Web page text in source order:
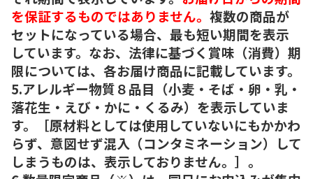
を保証するものではありません。 複数の商品が
セットになっている場合、最も短い期間を表示
しています。なお、法律に基づく賞味（消費）期
限については、各お届け商品に記載しています。
5.アレルギー物質８品目（小麦・そば・卵・乳・
落花生・えび・かに・くるみ）を表示していま
す。［原材料としては使用していないにもかかわ
らず、意図せず混入（コンタミネーション）して
しまうものは、表示しておりません。］。